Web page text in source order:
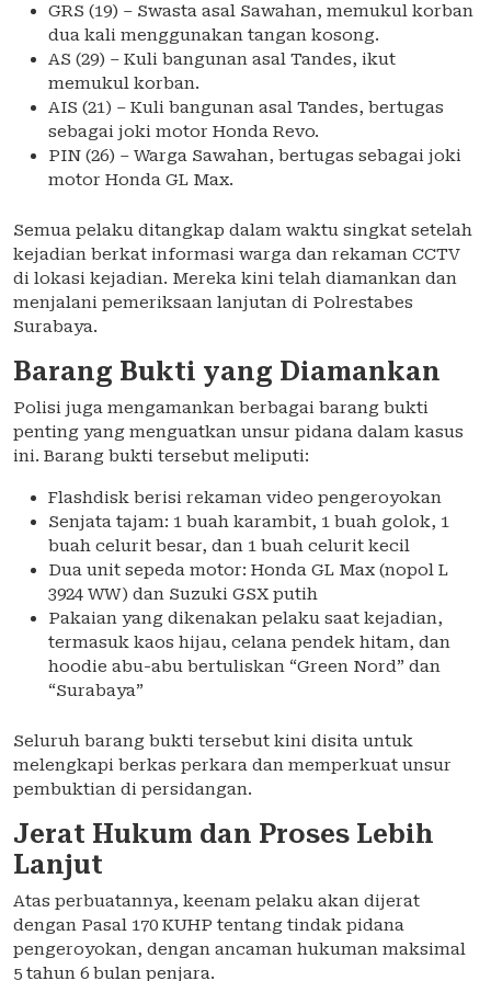
GRS (19) – Swasta asal Sawahan, memukul korban
dua kali menggunakan tangan kosong.
AS (29) – Kuli bangunan asal Tandes, ikut
memukul korban.
AIS (21) – Kuli bangunan asal Tandes, bertugas
sebagai joki motor Honda Revo.
PIN (26) – Warga Sawahan, bertugas sebagai joki
motor Honda GL Max.
Semua pelaku ditangkap dalam waktu singkat setelah
kejadian berkat informasi warga dan rekaman CCTV
di lokasi kejadian. Mereka kini telah diamankan dan
menjalani pemeriksaan lanjutan di Polrestabes
Surabaya.
Barang Bukti yang Diamankan
Polisi juga mengamankan berbagai barang bukti
penting yang menguatkan unsur pidana dalam kasus
ini. Barang bukti tersebut meliputi:
Flashdisk berisi rekaman video pengeroyokan
Senjata tajam: 1 buah karambit, 1 buah golok, 1
buah celurit besar, dan 1 buah celurit kecil
Dua unit sepeda motor: Honda GL Max (nopol L
3924 WW) dan Suzuki GSX putih
Pakaian yang dikenakan pelaku saat kejadian,
termasuk kaos hijau, celana pendek hitam, dan
hoodie abu-abu bertuliskan “Green Nord” dan
“Surabaya”
Seluruh barang bukti tersebut kini disita untuk
melengkapi berkas perkara dan memperkuat unsur
pembuktian di persidangan.
Jerat Hukum dan Proses Lebih
Lanjut
Atas perbuatannya, keenam pelaku akan dijerat
dengan Pasal 170 KUHP tentang tindak pidana
pengeroyokan, dengan ancaman hukuman maksimal
5 tahun 6 bulan penjara.